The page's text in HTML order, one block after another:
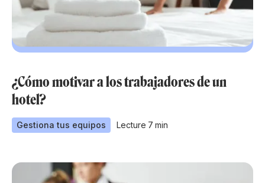
¿Cómo motivar a los trabajadores de un
hotel?
Gestiona tus equipos Lecture 7 min